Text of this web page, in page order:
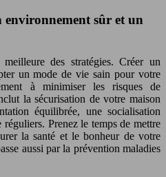
environnement sûr et un
des stratégies. Créer un
un mode de vie sain pour votre
à minimiser les risques de
la sécurisation de votre maison
équilibrée, une socialisation
réguliers. Prenez le temps de mettre
la santé et le bonheur de votre
aussi par la prévention maladies